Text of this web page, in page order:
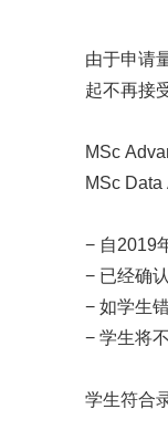
由于申请
起不再接
MSc
MSc
− 自2019
− 已经确
− 如学生
− 学生将
学生符合